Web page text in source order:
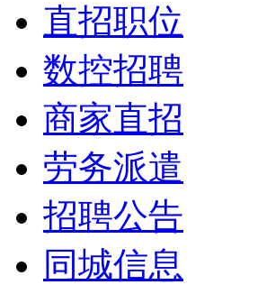
直招职位
数控招聘
商家直招
劳务派遣
招聘公告
同城信息